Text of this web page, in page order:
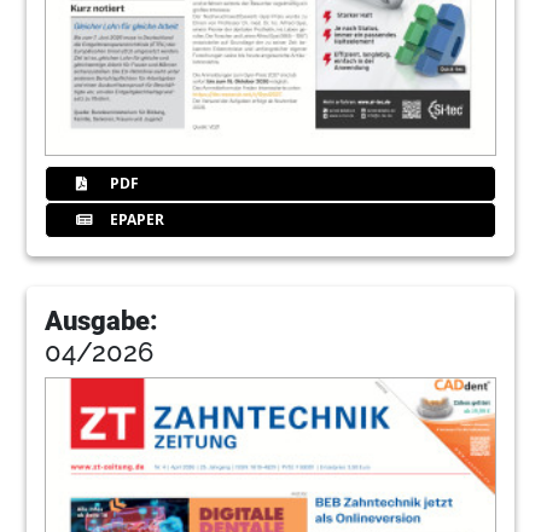
PDF
EPAPER
Ausgabe:
04/2026